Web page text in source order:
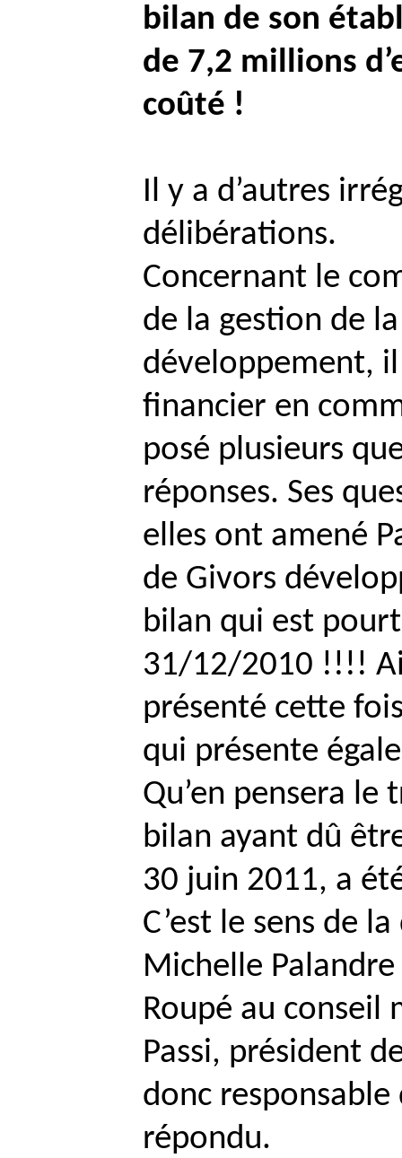
bilan de son
de 7,2 millions
coûté !
Il y a d’autres
délibérations.
Concernant le
de la gestion de
développement,
financier en
posé plusieurs
réponses. Ses
elles ont amené
de Givors
bilan qui est
31/12/2010 !!!!
présenté cette
qui présente
Qu’en pensera le
bilan ayant dû
30 juin 2011, a
C’est le sens de
Michelle Palandre
Roupé au conseil
Passi, président
donc responsable
répondu.